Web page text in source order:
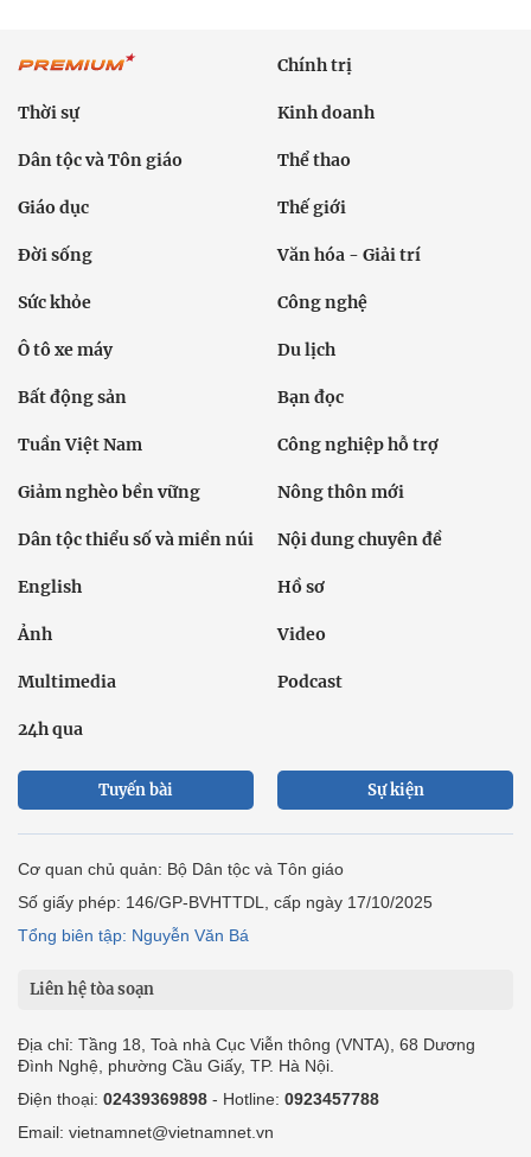
Chính trị
Thời sự Kinh doanh
Dân tộc và Tôn giáo Thể thao
Giáo dục Thế giới
Đời sống Văn hóa - Giải trí
Sức khỏe Công nghệ
Ô tô xe máy Du lịch
Bất động sản Bạn đọc
Tuần Việt Nam Công nghiệp hỗ trợ
Giảm nghèo bền vững Nông thôn mới
Dân tộc thiểu số và miền núi Nội dung chuyên đề
English Hồ sơ
Ảnh Video
Multimedia Podcast
24h qua
Tuyến bài Sự kiện
Cơ quan chủ quản: Bộ Dân tộc và Tôn giáo
Số giấy phép: 146/GP-BVHTTDL, cấp ngày 17/10/2025
Tổng biên tập: Nguyễn Văn Bá
Liên hệ tòa soạn
Địa chỉ: Tầng 18, Toà nhà Cục Viễn thông (VNTA), 68 Dương
Đình Nghệ, phường Cầu Giấy, TP. Hà Nội.
Điện thoại: 02439369898 - Hotline: 0923457788
Email: vietnamnet@vietnamnet.vn